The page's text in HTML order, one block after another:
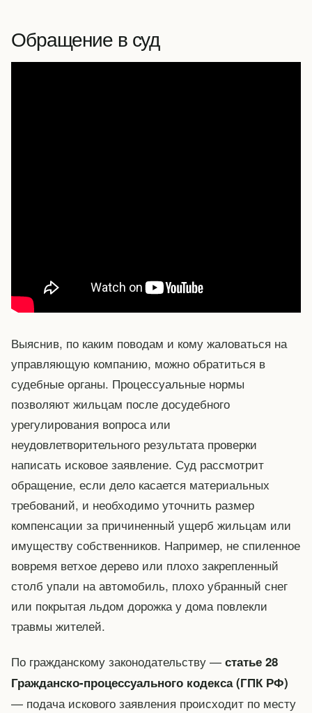
Обращение в суд
Выяснив, по каким поводам и кому жаловаться на
управляющую компанию, можно обратиться в
судебные органы. Процессуальные нормы
позволяют жильцам после досудебного
урегулирования вопроса или
неудовлетворительного результата проверки
написать исковое заявление. Суд рассмотрит
обращение, если дело касается материальных
требований, и необходимо уточнить размер
компенсации за причиненный ущерб жильцам или
имуществу собственников. Например, не спиленное
вовремя ветхое дерево или плохо закрепленный
столб упали на автомобиль, плохо убранный снег
или покрытая льдом дорожка у дома повлекли
травмы жителей.
По гражданскому законодательству — статье 28
Гражданско-процессуального кодекса (ГПК РФ)
— подача искового заявления происходит по месту